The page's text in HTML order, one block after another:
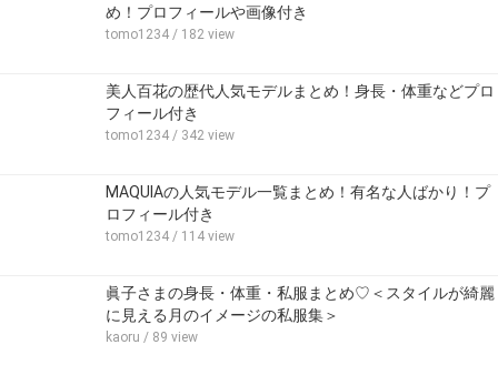
め！プロフィールや画像付き
tomo1234 / 182 view
美人百花の歴代人気モデルまとめ！身長・体重などプロ
フィール付き
tomo1234 / 342 view
MAQUIAの人気モデル一覧まとめ！有名な人ばかり！プ
ロフィール付き
tomo1234 / 114 view
眞子さまの身長・体重・私服まとめ♡＜スタイルが綺麗
に見える月のイメージの私服集＞
kaoru / 89 view